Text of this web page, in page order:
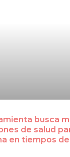
busca
de salud
en tiempos